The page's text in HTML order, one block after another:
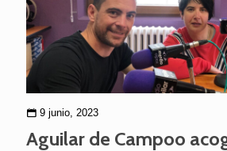
9 junio, 2023
Aguilar de Campoo